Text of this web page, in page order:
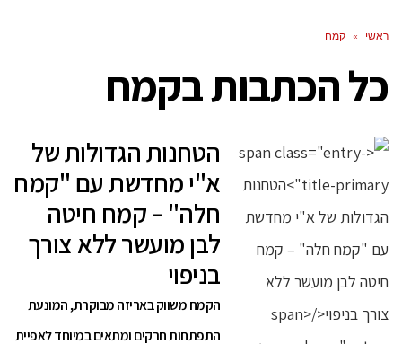
ראשי » קמח
כל הכתבות בקמח
הטחנות הגדולות של
א"י מחדשת עם "קמח
חלה" – קמח חיטה
לבן מועשר ללא צורך
בניפוי
הקמח משווק באריזה מבוקרת, המונעת
התפתחות חרקים ומתאים במיוחד לאפיית